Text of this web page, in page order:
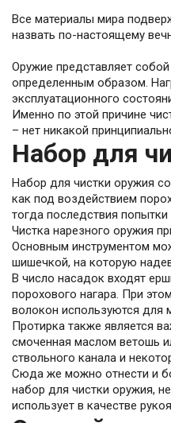
Все материалы мира
назвать по-настоящему
Оружие представляет
определенным образом.
эксплуатационного
Именно по этой причине
– нет никакой
Набор для
Набор для чистки оружия
как под воздействием
тогда последствия
Чистка нарезного оружия
Основным инструментом
шишечкой, на которую
В число насадок входят
порохового нагара. При
волокон используются для
Протирка также является
смоченная маслом ветошь
ствольного канала и
Сюда же можно отнести и
набор для чистки оружия,
использует в качестве